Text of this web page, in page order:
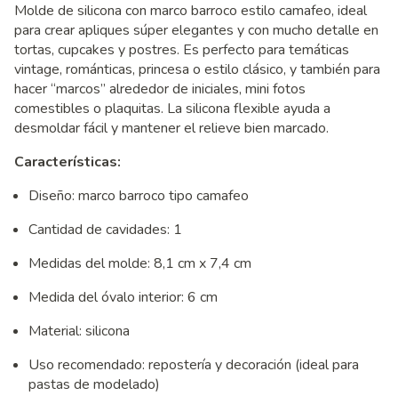
Molde de silicona con marco barroco estilo camafeo, ideal
para crear apliques súper elegantes y con mucho detalle en
tortas, cupcakes y postres. Es perfecto para temáticas
vintage, románticas, princesa o estilo clásico, y también para
hacer “marcos” alrededor de iniciales, mini fotos
comestibles o plaquitas. La silicona flexible ayuda a
desmoldar fácil y mantener el relieve bien marcado.
Características:
Diseño: marco barroco tipo camafeo
Cantidad de cavidades: 1
Medidas del molde: 8,1 cm x 7,4 cm
Medida del óvalo interior: 6 cm
Material: silicona
Uso recomendado: repostería y decoración (ideal para
pastas de modelado)